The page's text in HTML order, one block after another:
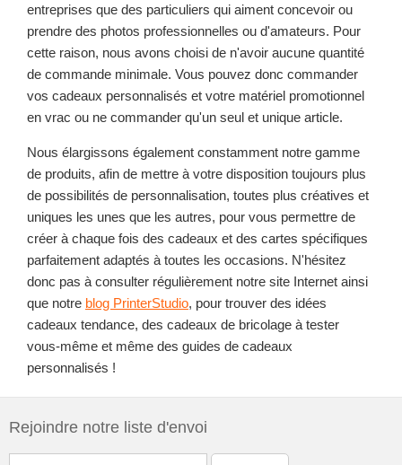
entreprises que des particuliers qui aiment concevoir ou
prendre des photos professionnelles ou d'amateurs. Pour
cette raison, nous avons choisi de n'avoir aucune quantité
de commande minimale. Vous pouvez donc commander
vos cadeaux personnalisés et votre matériel promotionnel
en vrac ou ne commander qu'un seul et unique article.
Nous élargissons également constamment notre gamme
de produits, afin de mettre à votre disposition toujours plus
de possibilités de personnalisation, toutes plus créatives et
uniques les unes que les autres, pour vous permettre de
créer à chaque fois des cadeaux et des cartes spécifiques
parfaitement adaptés à toutes les occasions. N'hésitez
donc pas à consulter régulièrement notre site Internet ainsi
que notre blog PrinterStudio, pour trouver des idées
cadeaux tendance, des cadeaux de bricolage à tester
vous-même et même des guides de cadeaux
personnalisés !
Rejoindre notre liste d'envoi